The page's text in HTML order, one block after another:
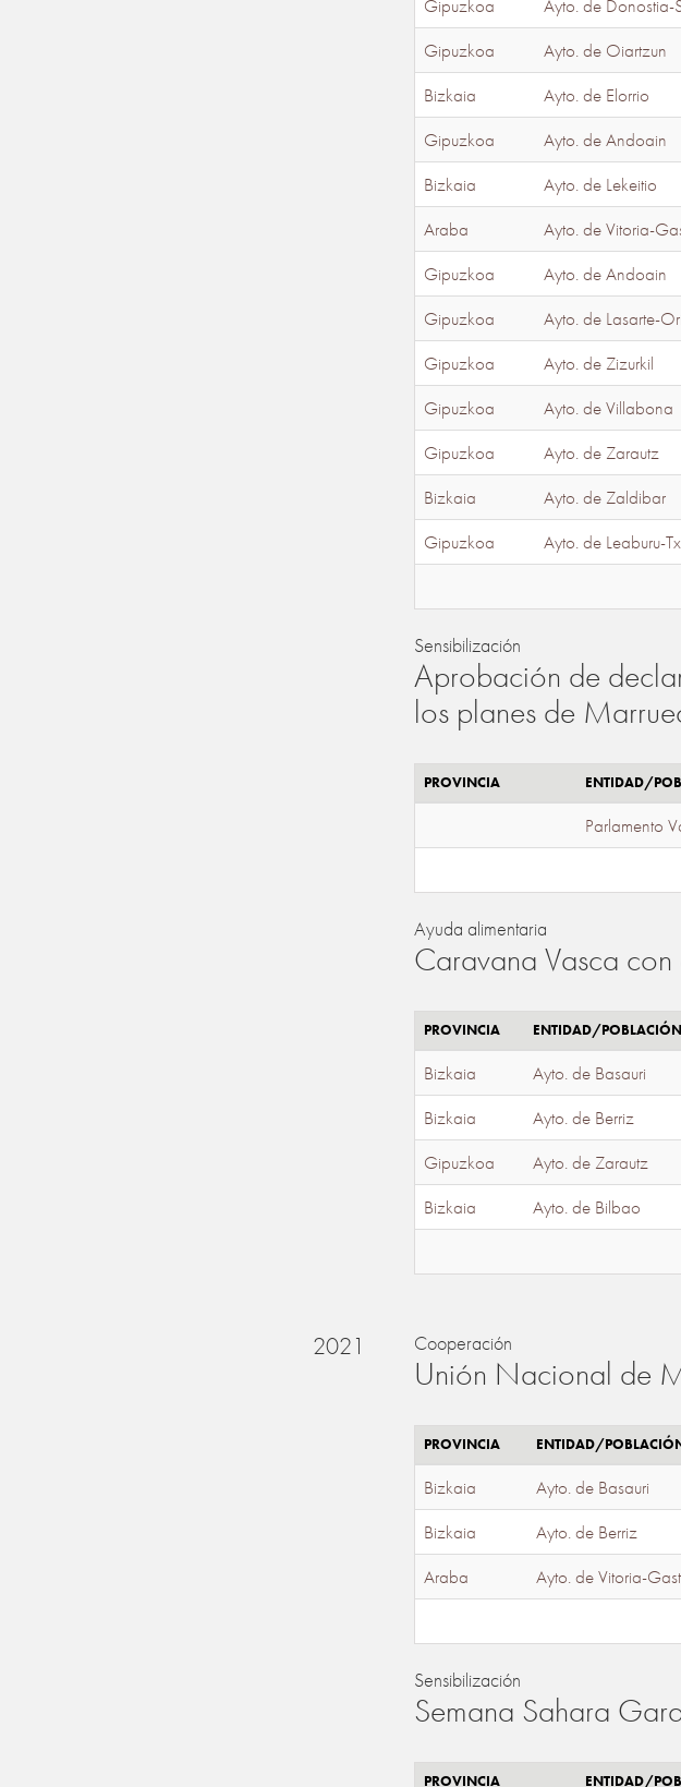
Gipuzkoa
Ayto. de Donostia-
Gipuzkoa
Ayto. de Oiartzun
Bizkaia
Ayto. de Elorrio
Gipuzkoa
Ayto. de Andoain
Bizkaia
Ayto. de Lekeitio
Araba
Ayto. de Vitoria-
Gipuzkoa
Ayto. de Andoain
Gipuzkoa
Ayto. de Lasarte-
Gipuzkoa
Ayto. de Zizurkil
Gipuzkoa
Ayto. de Villabona
Gipuzkoa
Ayto. de Zarautz
Bizkaia
Ayto. de Zaldibar
Gipuzkoa
Ayto. de Leaburu-
Sensibilización
Aprobación de
los planes de
PROVINCIA ENTIDAD/
Parlamento
Ayuda alimentaria
Caravana Vasca
PROVINCIA ENTIDAD/POBLACIÓN
Bizkaia Ayto. de Basauri
Bizkaia
Ayto. de Berriz
Gipuzkoa
Ayto. de Zarautz
Bizkaia
Ayto. de Bilbao
2021 Cooperación
Unión Nacional de
PROVINCIA ENTIDAD/
Bizkaia Ayto. de Basauri
Bizkaia
Ayto. de Berriz
Araba
Ayto. de Vitoria-
Sensibilización
Semana Sahara
PROVINCIA ENTIDAD/